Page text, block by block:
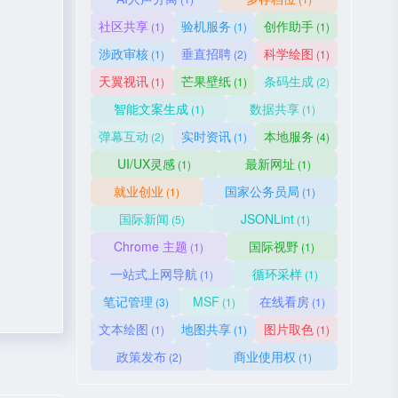
社区共享 (1) 验机服务 (1) 创作助手(1)
涉政审核 (1) 垂直招聘 (2) 科学绘图 (1)
天翼视讯 (1) 芒果壁纸 (1) 条码生成(2)
智能文案生成(1) 数据共享(1)
弹幕互动 (2) 实时资讯 (1) 本地服务 (4)
UI/UX灵感 (1) 最新网址 (1)
就业创业 (1) 国家公务员局 (1)
国际新闻 (5) JSONLint(1)
Chrome 主题 (1) 国际视野 (1)
一站式上网导航 (1) 循环采样 (1)
笔记管理 (3) MSF (1) 在线看房 (1)
文本绘图 (1) 地图共享 (1) 图片取色(1)
政策发布 (2) 商业使用权 (1)